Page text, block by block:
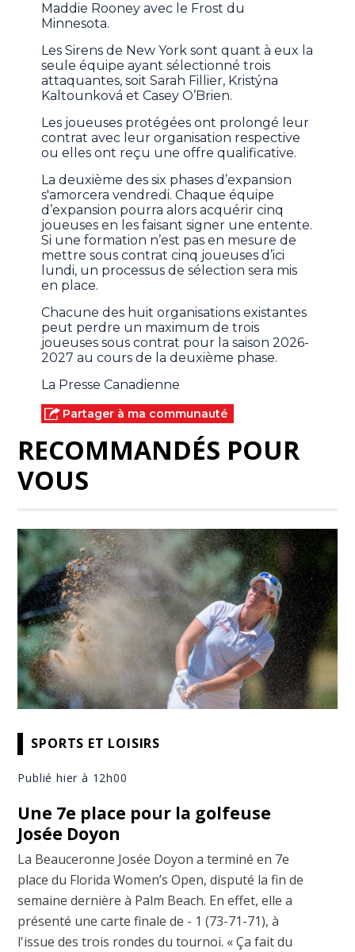
Maddie Rooney avec le Frost du
Minnesota.
Les Sirens de New York sont quant à eux la
seule équipe ayant sélectionné trois
attaquantes, soit Sarah Fillier, Kristýna
Kaltounková et Casey O’Brien.
Les joueuses protégées ont prolongé leur
contrat avec leur organisation respective
ou elles ont reçu une offre qualificative.
La deuxième des six phases d’expansion
s'amorcera vendredi. Chaque équipe
d’expansion pourra alors acquérir cinq
joueuses en les faisant signer une entente.
Si une formation n’est pas en mesure de
mettre sous contrat cinq joueuses d’ici
lundi, un processus de sélection sera mis
en place.
Chacune des huit organisations existantes
peut perdre un maximum de trois
joueuses sous contrat pour la saison 2026-
2027 au cours de la deuxième phase.
La Presse Canadienne
Partager à ma communauté
RECOMMANDÉS POUR
VOUS
SPORTS ET LOISIRS
Publié hier à 12h00
Une 7e place pour la golfeuse
Josée Doyon
La Beauceronne Josée Doyon a terminé en 7e
place du Florida Women’s Open, disputé la fin de
semaine dernière à Palm Beach. En effet, elle a
présenté une carte finale de - 1 (73-71-71), à
l'issue des trois rondes du tournoi. « Ça fait du